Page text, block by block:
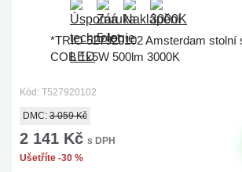
*TRIO 527920102 Amsterdam stolní
COB 1x5W 500lm 3000K
Kód: T527920102
DMC: 3 059 Kč
2 141 Kč s DPH
Ušetříte -30 %